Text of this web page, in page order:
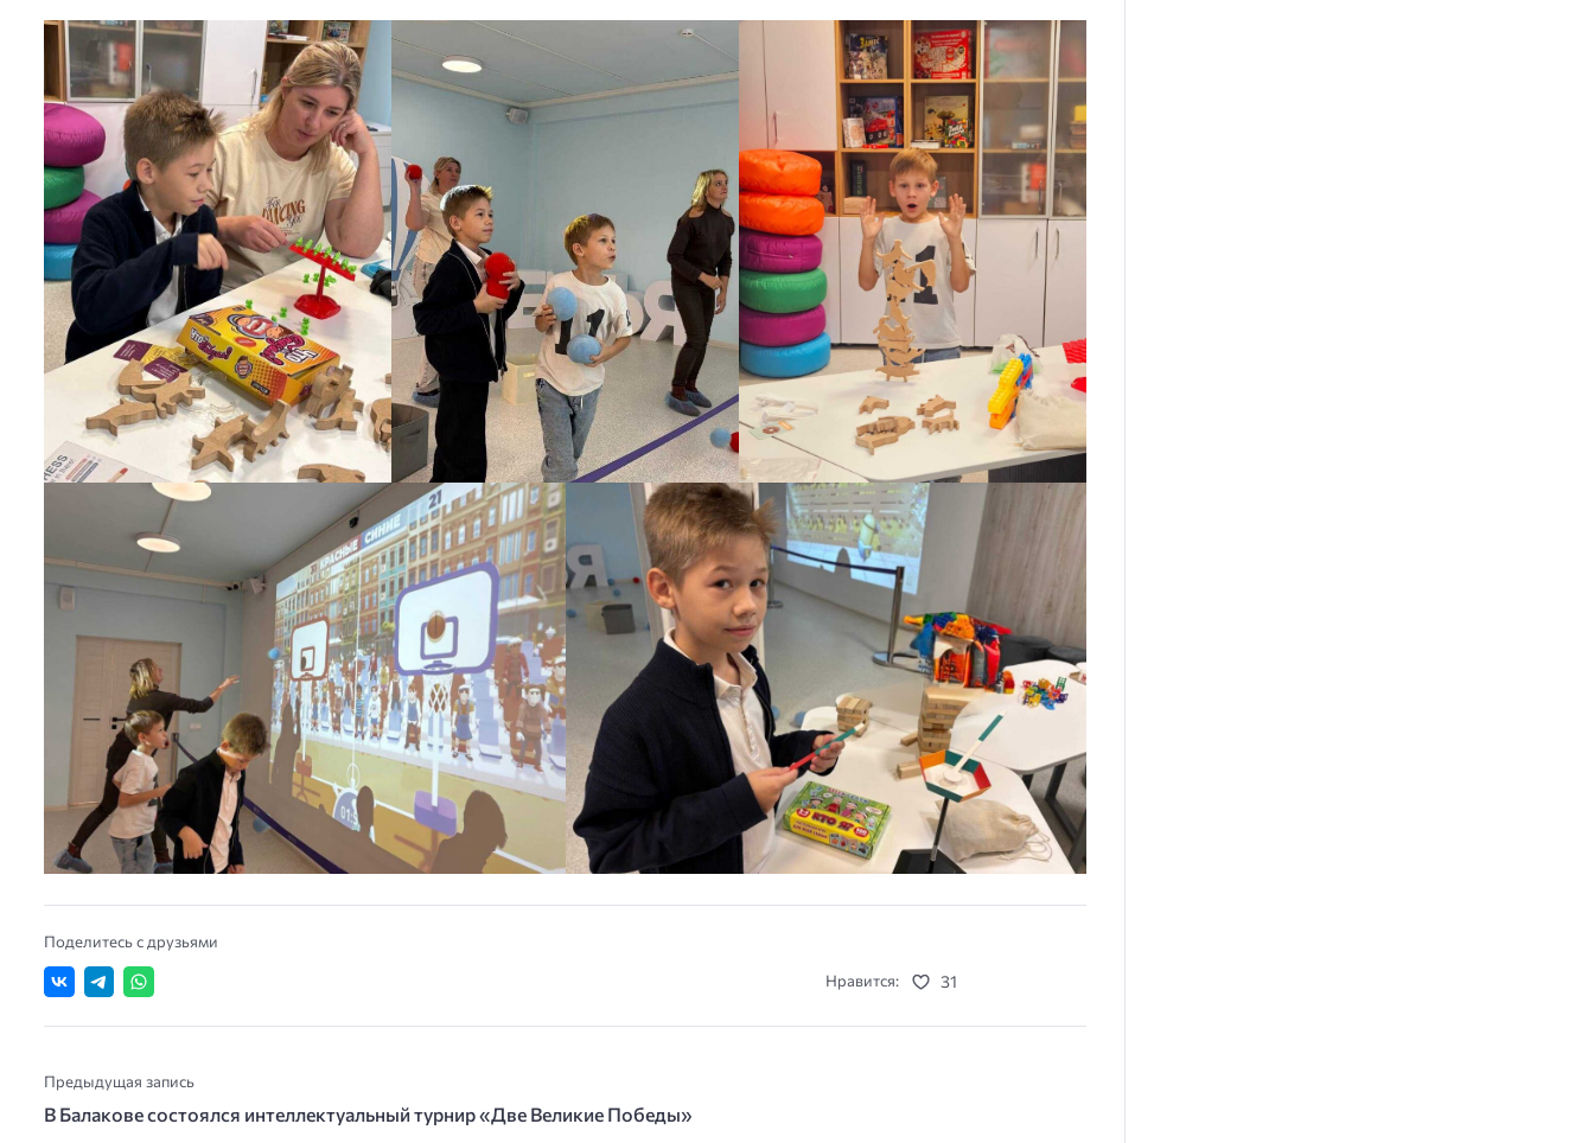
Поделитесь с друзьями
Нравится: 31
Предыдущая запись
В Балакове состоялся интеллектуальный турнир «Две Великие Победы»